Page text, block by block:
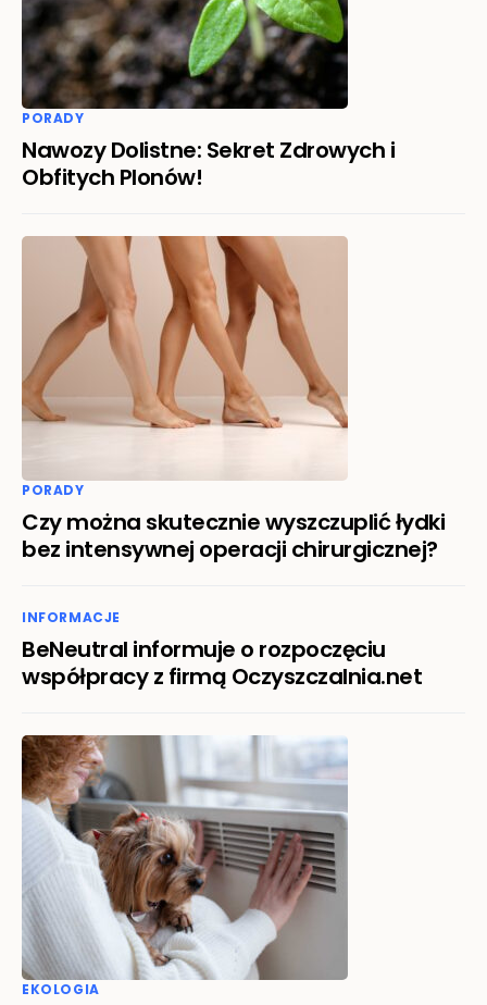
PORADY
Nawozy Dolistne: Sekret Zdrowych i
Obfitych Plonów!
PORADY
Czy można skutecznie wyszczuplić łydki
bez intensywnej operacji chirurgicznej?
INFORMACJE
BeNeutral informuje o rozpoczęciu
współpracy z firmą Oczyszczalnia.net
EKOLOGIA